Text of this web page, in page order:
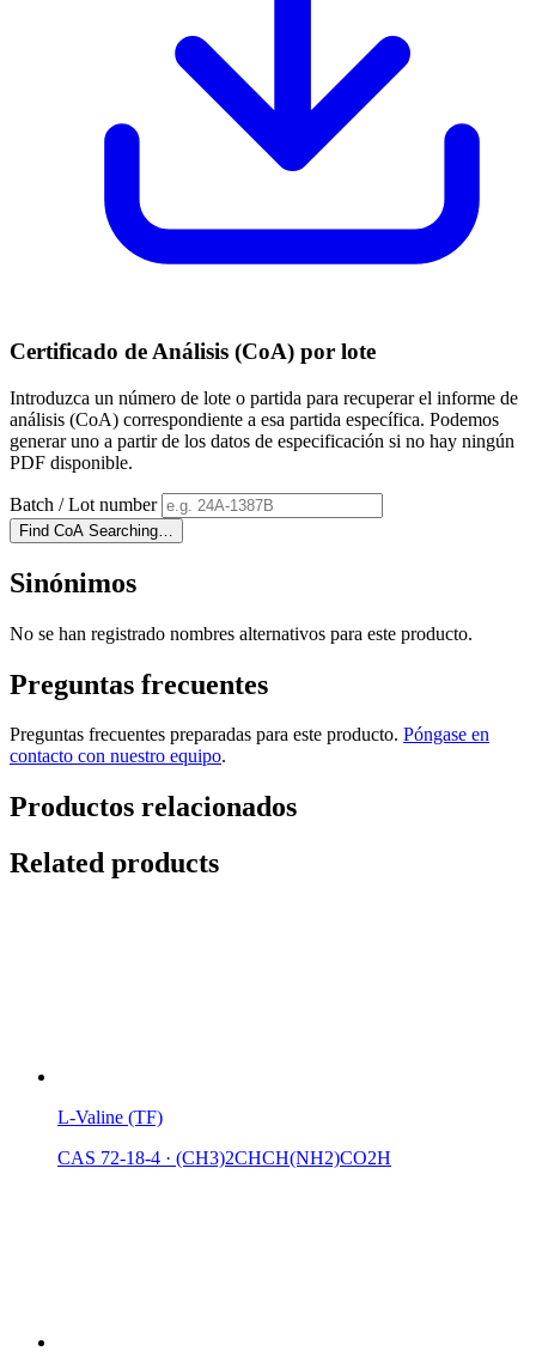
Certificado de Análisis (CoA) por lote
Introduzca un número de lote o partida para recuperar el informe de
análisis (CoA) correspondiente a esa partida específica. Podemos
generar uno a partir de los datos de especificación si no hay ningún
PDF disponible.
Batch / Lot number
Find CoA Searching…
Sinónimos
No se han registrado nombres alternativos para este producto.
Preguntas frecuentes
Preguntas frecuentes preparadas para este producto. Póngase en
contacto con nuestro equipo.
Productos relacionados
Related products
L-Valine (TF)
CAS 72-18-4 · (CH3)2CHCH(NH2)CO2H